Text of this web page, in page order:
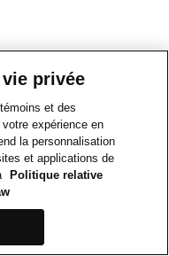
privée
et des
expérience en
la personnalisation
et applications de
Politique relative